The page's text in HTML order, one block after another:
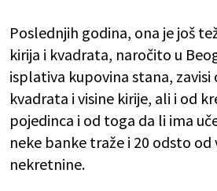
Poslednjih godina, ona je još
kirija i kvadrata, naročito u
isplativa kupovina stana, zavisi
kvadrata i visine kirije, ali i od
pojedinca i od toga da li ima
neke banke traže i 20 odsto od
nekretnine.